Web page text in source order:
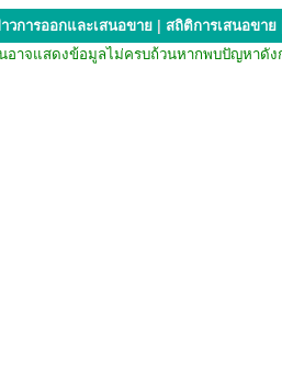
วการออกและเสนอขาย สถิติการเสนอขาย
อาจแสดงข้อมูลไม่ครบถ้วนหากพบปัญหาดัง